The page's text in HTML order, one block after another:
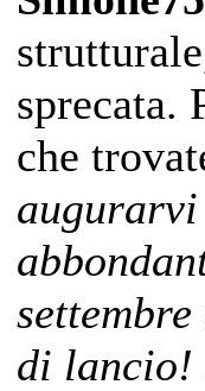
sprecata.
che
augurarvi
di lancio!